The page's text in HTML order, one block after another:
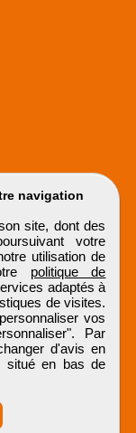
navigation
site, dont des
votre
utilisation de
politique de
adaptés à
de visites.
vos
Par
d'avis en
situé en bas de